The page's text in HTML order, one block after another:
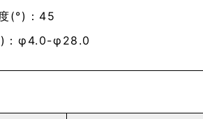
(°)：45
：φ4.0-φ28.0